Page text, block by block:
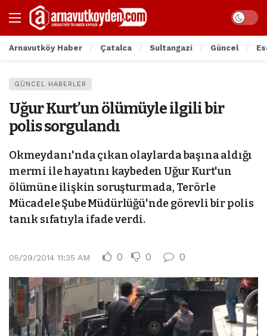
Arnavutköy Haber Çatalca Sultangazi Güncel
GÜNCEL HABERLER
Uğur Kurt’un ölümüyle ilgili bir
polis sorgulandı
Okmeydanı'nda çıkan olaylarda başına aldığı
mermi ile hayatını kaybeden Uğur Kurt'un
ölümüne ilişkin soruşturmada, Terörle
Mücadele Şube Müdürlüğü'nde görevli bir polis
tanık sıfatıyla ifade verdi.
05/29/2014 11:35 AM 0 0 0